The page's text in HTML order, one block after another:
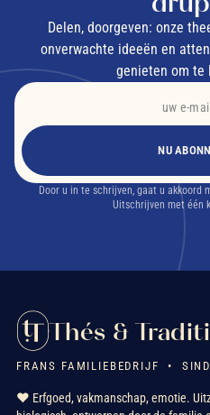
Delen, doorgeven: onze
onverwachte ideeën en
genieten om te
NU
Door u in te schrijven, gaat u akkoord
Uitschrijven met één
Thés &
FRANS FAMILIEBEDRIJF •
❤️ Erfgoed, vakmanschap, emotie.